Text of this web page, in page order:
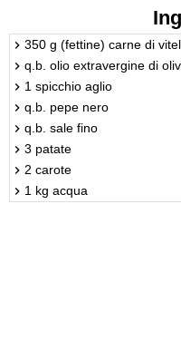
350 g (fettine) carne di
q.b. olio extravergine di
1 spicchio aglio
q.b. pepe nero
q.b. sale fino
3 patate
2 carote
1 kg acqua